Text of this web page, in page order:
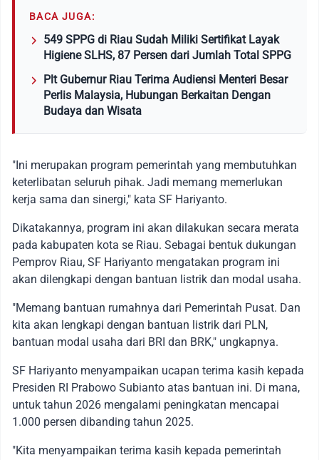
BACA JUGA:
549 SPPG di Riau Sudah Miliki Sertifikat Layak
Higiene SLHS, 87 Persen dari Jumlah Total SPPG
Plt Gubernur Riau Terima Audiensi Menteri Besar
Perlis Malaysia, Hubungan Berkaitan Dengan
Budaya dan Wisata
"Ini merupakan program pemerintah yang membutuhkan
keterlibatan seluruh pihak. Jadi memang memerlukan
kerja sama dan sinergi," kata SF Hariyanto.
Dikatakannya, program ini akan dilakukan secara merata
pada kabupaten kota se Riau. Sebagai bentuk dukungan
Pemprov Riau, SF Hariyanto mengatakan program ini
akan dilengkapi dengan bantuan listrik dan modal usaha.
"Memang bantuan rumahnya dari Pemerintah Pusat. Dan
kita akan lengkapi dengan bantuan listrik dari PLN,
bantuan modal usaha dari BRI dan BRK," ungkapnya.
SF Hariyanto menyampaikan ucapan terima kasih kepada
Presiden RI Prabowo Subianto atas bantuan ini. Di mana,
untuk tahun 2026 mengalami peningkatan mencapai
1.000 persen dibanding tahun 2025.
"Kita menyampaikan terima kasih kepada pemerintah